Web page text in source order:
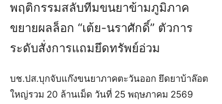
พฤติกรรมสลับทีมขนยาข้ามภูมิภาค
ขยายผลล็อก “เต้ย-นราศักดิ์” ตัวการ
ระดับสั่งการแถมยึดทรัพย์อ่วม
บช.ปส.บุกจับแก๊งขนยาภาคตะวันออก ยึดยาบ้าล๊อต
ใหญ่รวม 20 ล้านเม็ด วันที่ 25 พฤษภาคม 2569